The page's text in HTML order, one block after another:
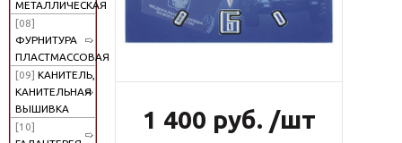
МЕТАЛЛИЧЕСКАЯ
[08]
ФУРНИТУРА
ПЛАСТМАССОВАЯ
[09] КАНИТЕЛЬ,
КАНИТЕЛЬНАЯ
ВЫШИВКА
[10]
1 400 руб. /шт